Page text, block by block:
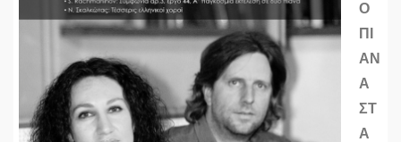
Ο
ΠΙ
ΑΝ
Α
ΣΤ
Α